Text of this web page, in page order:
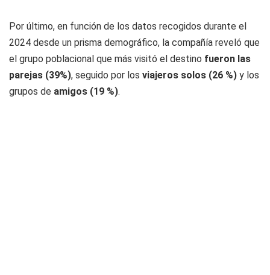
Por último, en función de los datos recogidos durante el
2024 desde un prisma demográfico, la compañía reveló que
el grupo poblacional que más visitó el destino fueron las
parejas (39%), seguido por los viajeros solos (26 %) y los
grupos de amigos (19 %).